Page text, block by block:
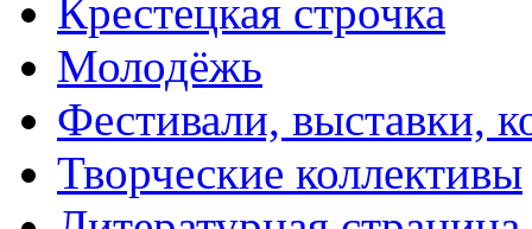
Крестецкая строчка
Молодёжь
Фестивали, выставки,
Творческие коллективы